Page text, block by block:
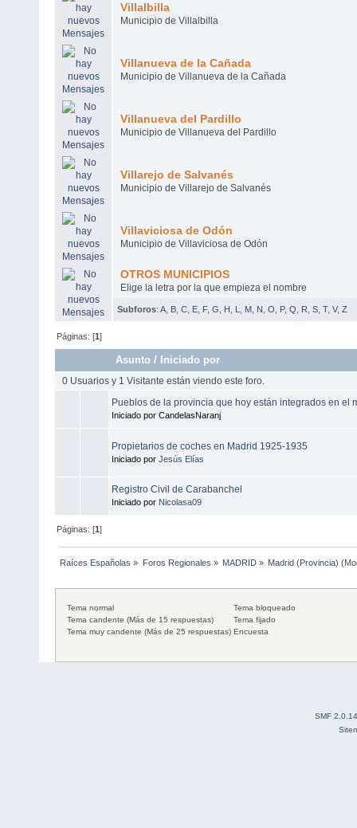
Villalbilla
Municipio de Villalbilla
Villanueva de la Cañada
Municipio de Villanueva de la Cañada
Villanueva del Pardillo
Municipio de Villanueva del Pardillo
Villarejo de Salvanés
Municipio de Villarejo de Salvanés
Villaviciosa de Odón
Municipio de Villaviciosa de Odón
OTROS MUNICIPIOS
Elige la letra por la que empieza el nombre
Subforos: A B C E F, G H L M N O P, Q R S T, V, Z
Páginas: [1]
Asunto / Iniciado por
0 Usuarios y 1 Visitante están viendo este foro.
Pueblos de la provincia que hoy están integrados en el
Iniciado por CandelasNaranj
Propietarios de coches en Madrid 1925-1935
Iniciado por Jesús Elías
Registro Civil de Carabanchel
Iniciado por Nicolasa09
Páginas: [1]
Raíces Españolas » Foros Regionales » MADRID» Madrid (Provincia)
Tema normal
Tema candente (Más de 15 respuestas)
Tema muy candente (Más de 25 respuestas)
Tema bloqueado
Tema fijado
Encuesta
SMF 2.0.14